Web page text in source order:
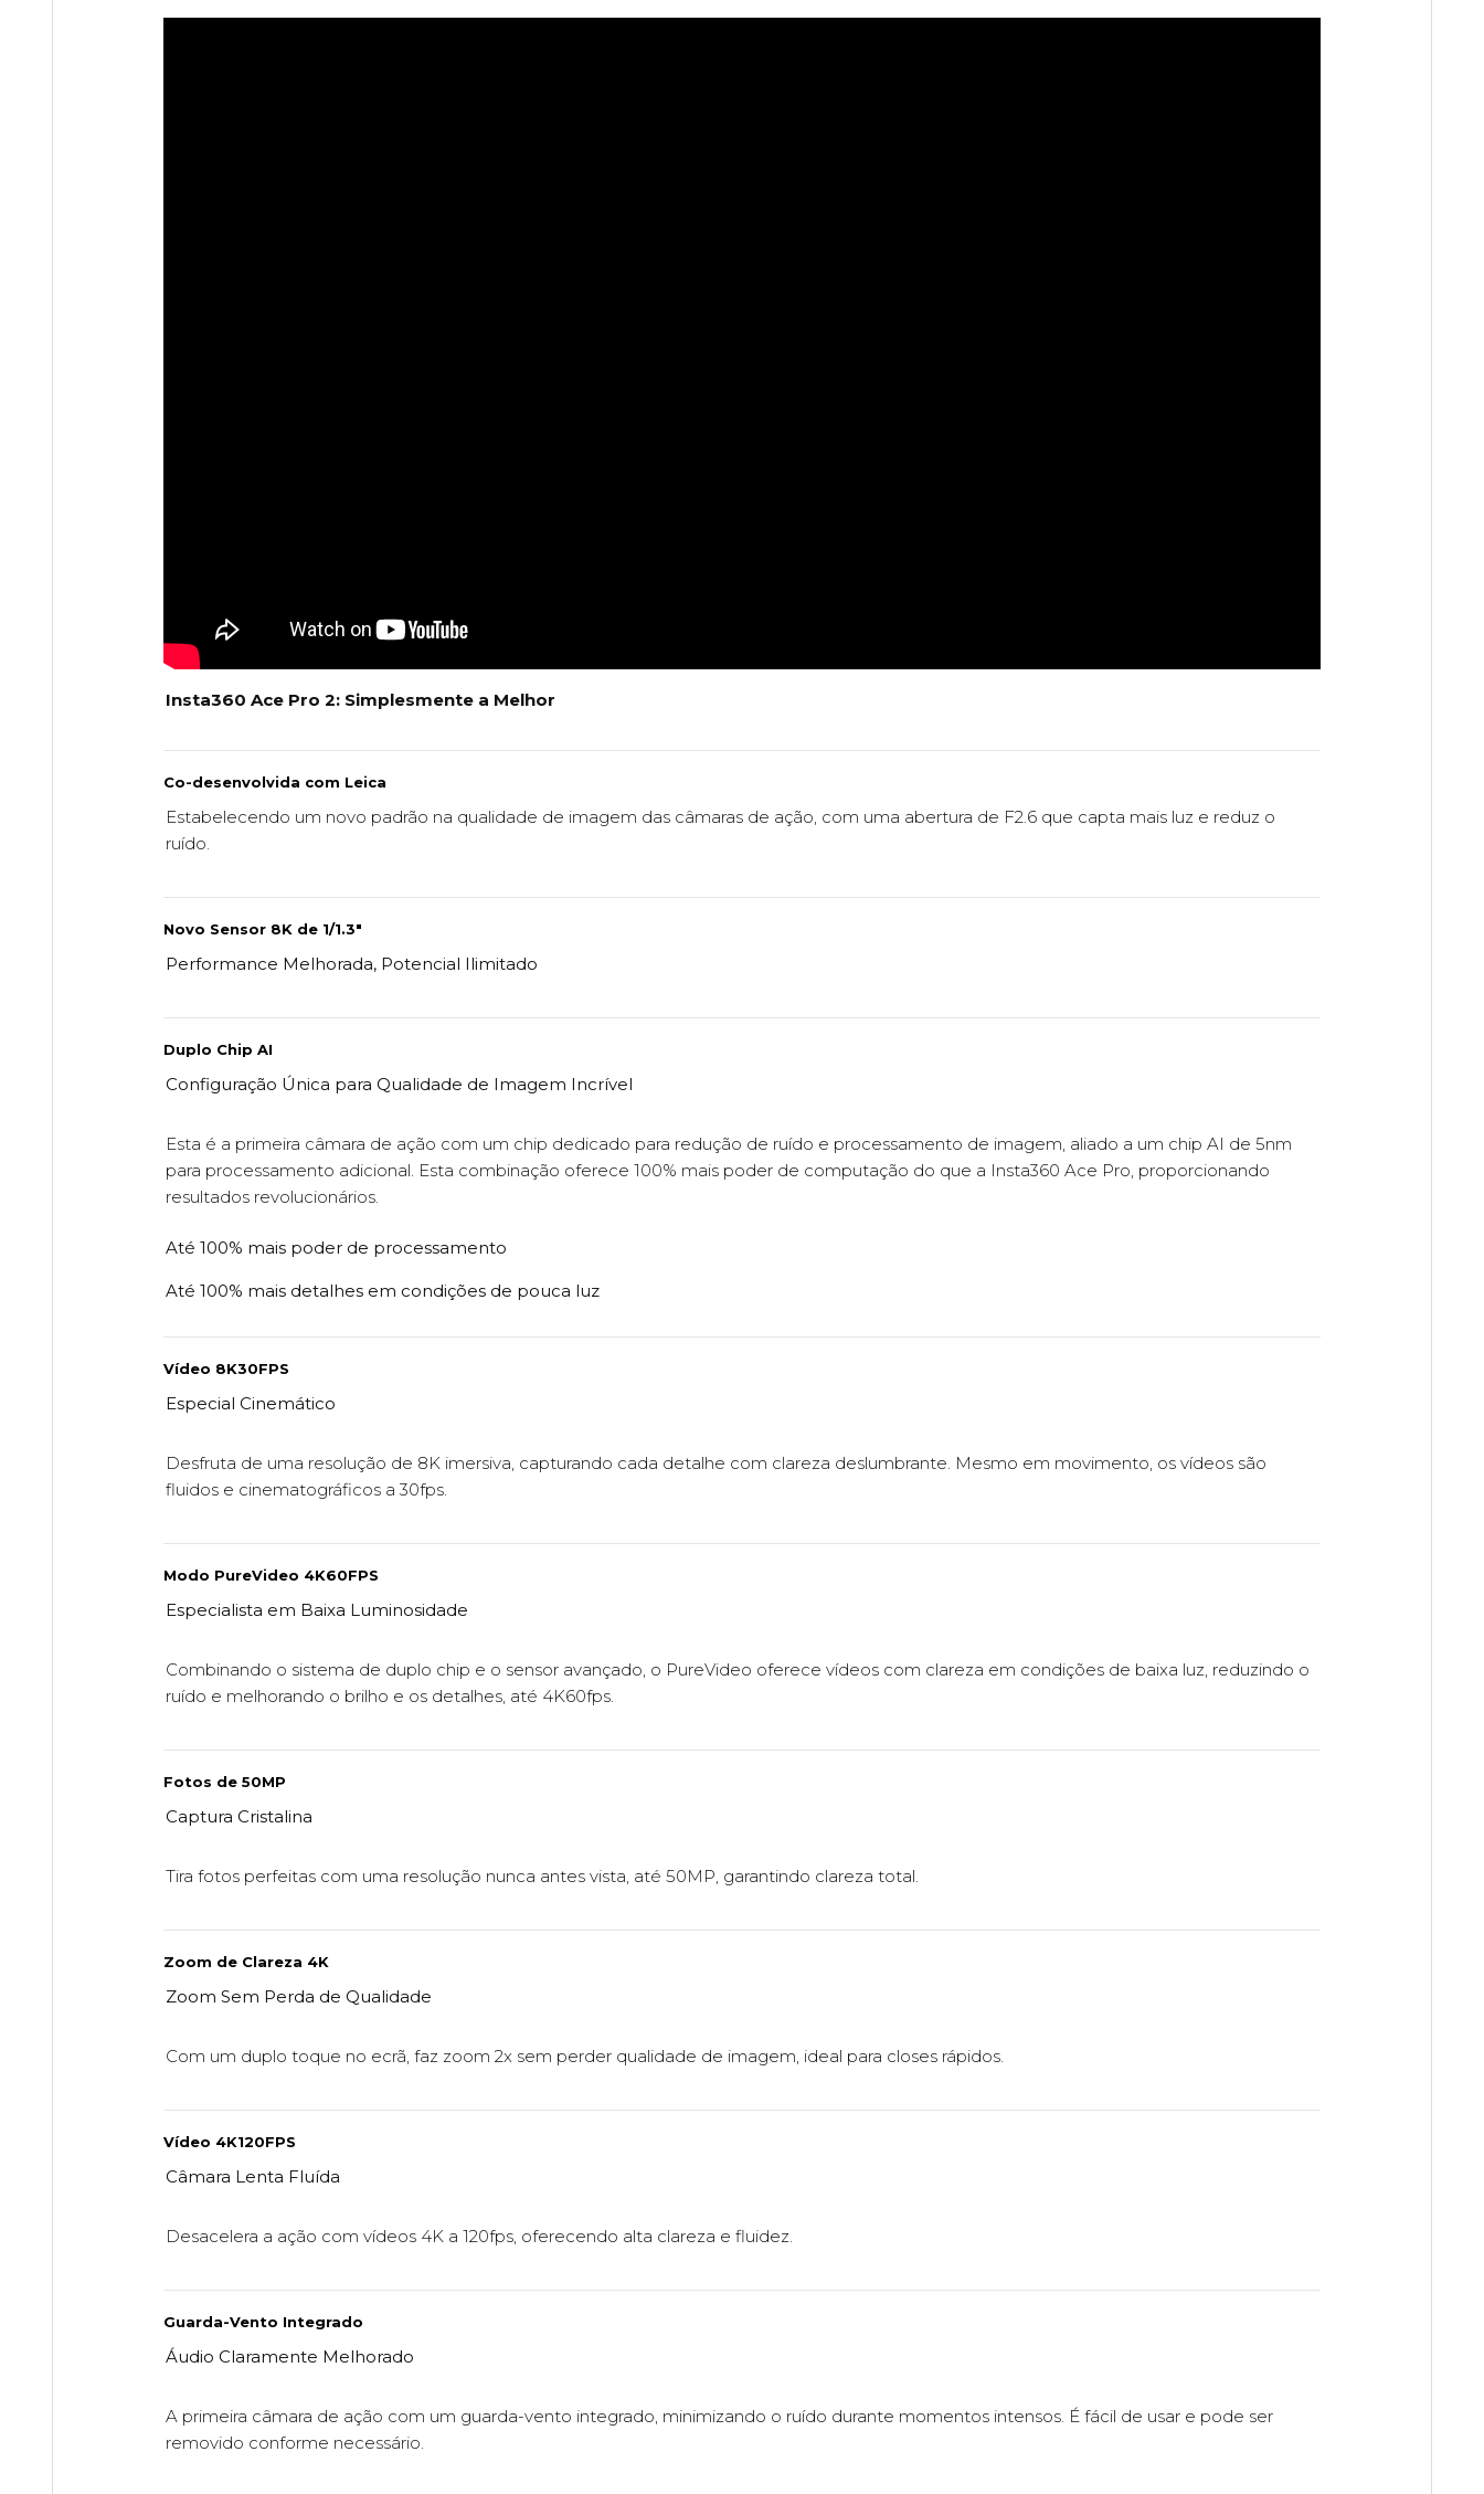
Insta360 Ace Pro 2: Simplesmente a Melhor
Co-desenvolvida com Leica
Estabelecendo um novo padrão na qualidade de imagem das câmaras de ação, com uma abertura de F2.6 que capta mais luz e reduz o
ruído.
Novo Sensor 8K de 1/1.3"
Performance Melhorada, Potencial Ilimitado
Duplo Chip AI
Configuração Única para Qualidade de Imagem Incrível
Esta é a primeira câmara de ação com um chip dedicado para redução de ruído e processamento de imagem, aliado a um chip AI de 5nm
para processamento adicional. Esta combinação oferece 100% mais poder de computação do que a Insta360 Ace Pro, proporcionando
resultados revolucionários.
Até 100% mais poder de processamento
Até 100% mais detalhes em condições de pouca luz
Vídeo 8K30FPS
Especial Cinemático
Desfruta de uma resolução de 8K imersiva, capturando cada detalhe com clareza deslumbrante. Mesmo em movimento, os vídeos são
fluidos e cinematográficos a 30fps.
Modo PureVideo 4K60FPS
Especialista em Baixa Luminosidade
Combinando o sistema de duplo chip e o sensor avançado, o PureVideo oferece vídeos com clareza em condições de baixa luz, reduzindo o
ruído e melhorando o brilho e os detalhes, até 4K60fps.
Fotos de 50MP
Captura Cristalina
Tira fotos perfeitas com uma resolução nunca antes vista, até 50MP, garantindo clareza total.
Zoom de Clareza 4K
Zoom Sem Perda de Qualidade
Com um duplo toque no ecrã, faz zoom 2x sem perder qualidade de imagem, ideal para closes rápidos.
Vídeo 4K120FPS
Câmara Lenta Fluída
Desacelera a ação com vídeos 4K a 120fps, oferecendo alta clareza e fluidez.
Guarda-Vento Integrado
Áudio Claramente Melhorado
A primeira câmara de ação com um guarda-vento integrado, minimizando o ruído durante momentos intensos. É fácil de usar e pode ser
removido conforme necessário.